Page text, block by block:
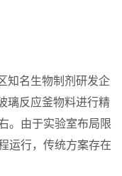
名生物制剂研发企
璃反应釜物料进行精
。由于实验室布局限
运行，传统方案存在